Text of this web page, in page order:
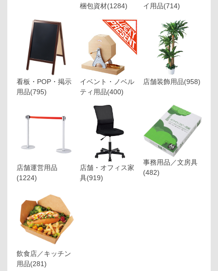
梱包資材(1284)
イ用品(714)
看板・POP・掲示
用品(795)
イベント・ノベル
ティ用品(400)
店舗装飾用品(958)
店舗運営用品
(1224)
店舗・オフィス家
具(919)
事務用品／文房具
(482)
飲食店／キッチン
用品(281)